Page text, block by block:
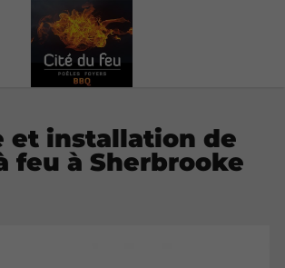
et installation de
feu à Sherbrooke